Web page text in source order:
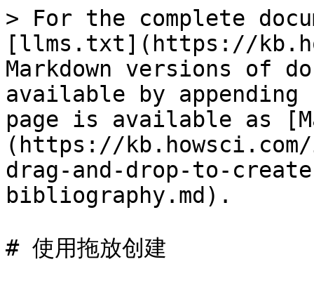
> For the complete
[llms.txt](https://
Markdown versions of
available by
page is available as
(https://
drag-and-drop-to-
bibliography.md).
# 使用拖放创建